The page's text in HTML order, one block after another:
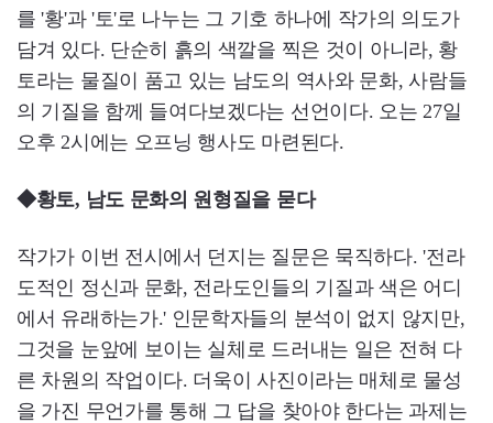
를 '황'과 '토'로 나누는 그 기호 하나에 작가의 의도가
담겨 있다. 단순히 흙의 색깔을 찍은 것이 아니라, 황
토라는 물질이 품고 있는 남도의 역사와 문화, 사람들
의 기질을 함께 들여다보겠다는 선언이다. 오는 27일
오후 2시에는 오프닝 행사도 마련된다.
◆황토, 남도 문화의 원형질을 묻다
작가가 이번 전시에서 던지는 질문은 묵직하다. '전라
도적인 정신과 문화, 전라도인들의 기질과 색은 어디
에서 유래하는가.' 인문학자들의 분석이 없지 않지만,
그것을 눈앞에 보이는 실체로 드러내는 일은 전혀 다
른 차원의 작업이다. 더욱이 사진이라는 매체로 물성
을 가진 무언가를 통해 그 답을 찾아야 한다는 과제는